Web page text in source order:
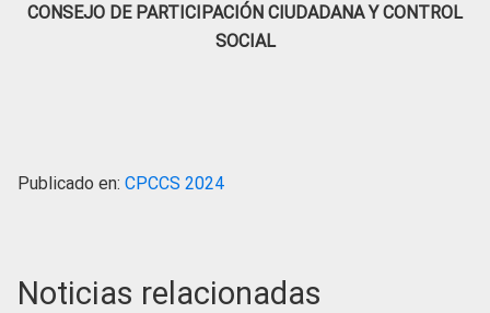
CONSEJO DE PARTICIPACIÓN CIUDADANA Y CONTROL
SOCIAL
Publicado en: CPCCS 2024
Noticias relacionadas